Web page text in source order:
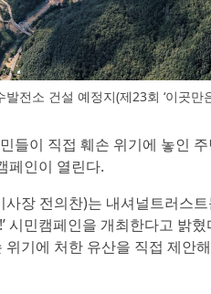
발전소 건설 예정지(제23회 ‘이곳
들이 직접 훼손 위기에 놓인
페인이 열린다.
장 전의찬)는 내셔널트러스
시민캠페인을 개최한다고 밝
위기에 처한 유산을 직접 제안